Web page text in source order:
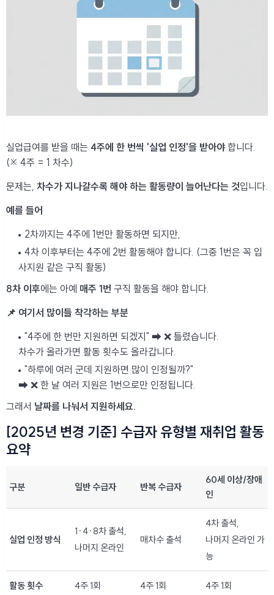
실업급여를 받을 때는 4주에 한 번씩 '실업 인정'을 받아야 합니다.
(※ 4주 = 1 차수)
문제는, 차수가 지나갈수록 해야 하는 활동량이 늘어난다는 것입니다.
예를 들어
2차까지는 4주에 1번만 활동하면 되지만,
4차 이후부터는 4주에 2번 활동해야 합니다. (그중 1번은 꼭 입
사지원 같은 구직 활동)
8차 이후에는 아예 매주 1번 구직 활동을 해야 합니다.
📌 여기서 많이들 착각하는 부분
"4주에 한 번만 지원하면 되겠지" ➡ ❌ 틀렸습니다.
차수가 올라가면 활동 횟수도 올라갑니다.
"하루에 여러 군데 지원하면 많이 인정될까?"
➡ ❌ 한 날 여러 지원은 1번으로만 인정됩니다.
그래서 날짜를 나눠서 지원하세요.
[2025년 변경 기준] 수급자 유형별 재취업 활동
요약
구분 일반 수급자 반복 수급자
60세 이상/장애
인
실업 인정 방식
1·4·8차 출석,
나머지 온라인
매차수 출석
4차 출석,
나머지 온라인 가
능
활동 횟수
4주 1회
4주 1회
4주 1회